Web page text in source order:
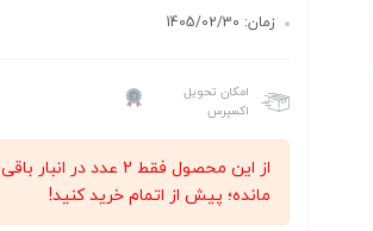
زمان: 1405/02/30
امکان تحویل
اکسپرس
از این محصول فقط 2 عدد در انبار باقی
مانده؛ پیش از اتمام خرید کنید!